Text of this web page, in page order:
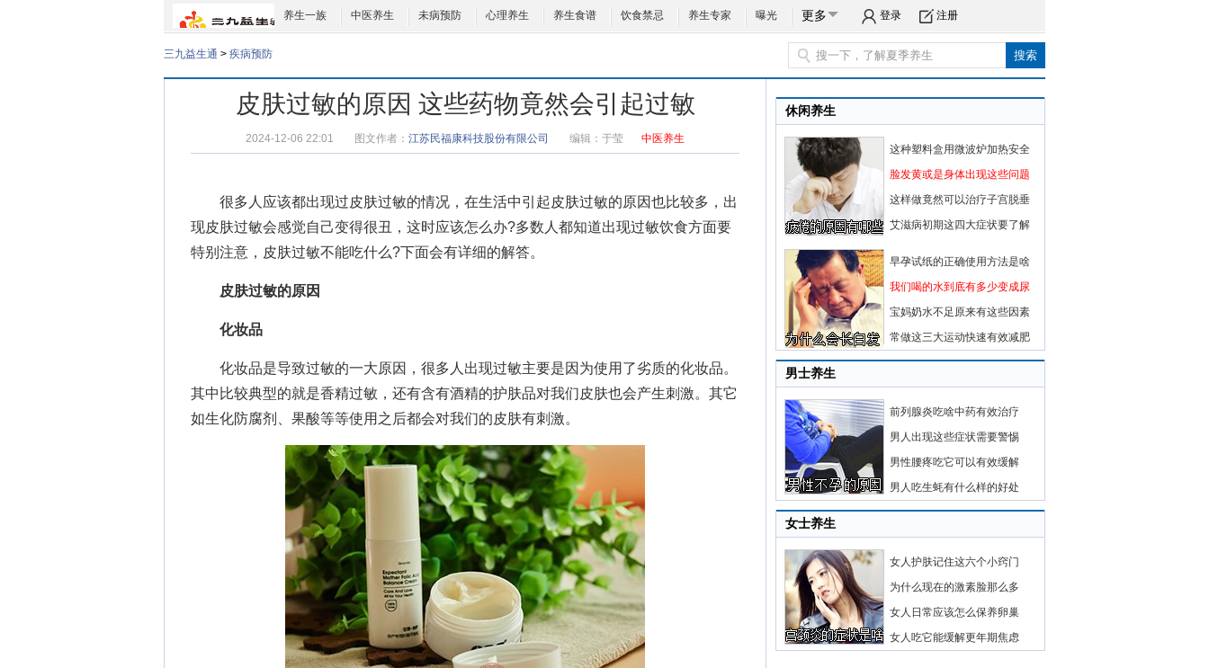
养生一族 中医养生 未病预防 心理养生 养生食谱 饮食禁忌 养生专家 曝光 更多 登录 注册
三九益生通 > 疾病预防
皮肤过敏的原因 这些药物竟然会引起过敏
2024-12-06 22:01 图文作者： 江苏民福康科技股份有限公司 编辑： 于莹 中医养生
很多人应该都出现过皮肤过敏的情况，在生活中引起皮肤过敏的原因也比较多，出
现皮肤过敏会感觉自己变得很丑，这时应该怎么办?多数人都知道出现过敏饮食方面要
特别注意， 皮肤过敏不能吃什么?下面会有详细的解答。
皮肤过敏的原因
化妆品
化妆品是导致过敏的一大原因，很多人出现过敏主要是因为使用了劣质的化妆品。
其中比较典型的就是香精过敏，还有含有酒精的护肤品对我们皮肤也会产生刺激。其它
如生化防腐剂、果酸等等使用之后都会对我们的皮肤有刺激。
休闲养生
这种塑料盒用微波炉加热安全
脸发黄或是身体出现这些问题
这样做竟然可以治疗子宫脱垂
艾滋病初期这四大症状要了解
早孕试纸的正确使用方法是啥
我们喝的水到底有多少变成尿
宝妈奶水不足原来有这些因素
常做这三大运动快速有效减肥
男士养生
前列腺炎吃啥中药有效治疗
男人出现这些症状需要警惕
男性腰疼吃它可以有效缓解
男人吃生蚝有什么样的好处
女士养生
女人护肤记住这六个小窍门
为什么现在的激素脸那么多
女人日常应该怎么保养卵巢
女人吃它能缓解更年期焦虑